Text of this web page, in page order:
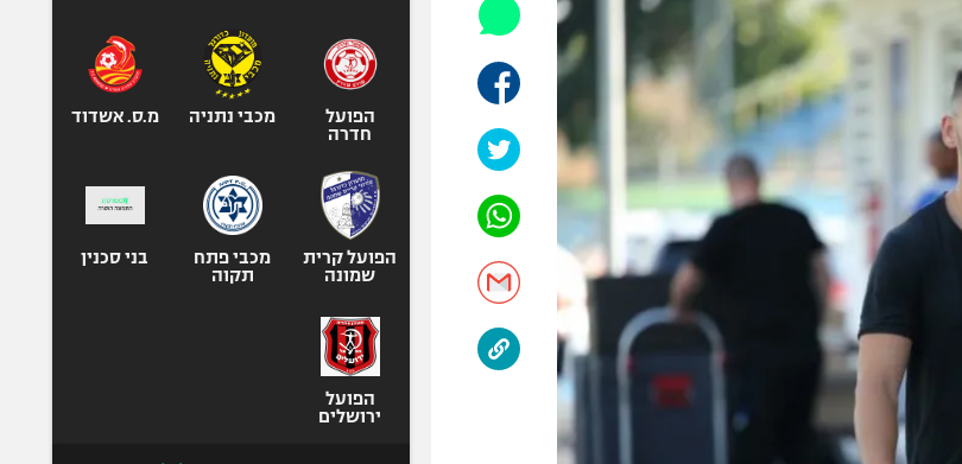
ליגה סינית
ליגה ברזילאית
ליגות נוספות
אופניים
ספורט מוטורי
כדורמים
בייסבול MLB
ספורט אתגרי
אומנויות לחימה
הפועל
חדרה
מכבי נתניה מ.ס. אשדוד
הפועל קרית
שמונה
מכבי פתח
תקוה
בני סכנין
הפועל
ירושלים